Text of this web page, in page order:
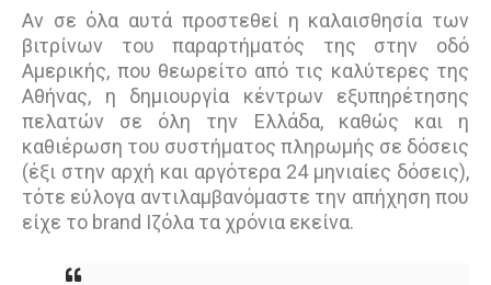
Αν σε όλα αυτά προστεθεί η καλαισθησία των
βιτρίνων του παραρτήματός της στην οδό
Αμερικής, που θεωρείτο από τις καλύτερες της
Αθήνας, η δημιουργία κέντρων εξυπηρέτησης
πελατών σε όλη την Ελλάδα, καθώς και η
καθιέρωση του συστήματος πληρωμής σε δόσεις
(έξι στην αρχή και αργότερα 24 μηνιαίες δόσεις),
τότε εύλογα αντιλαμβανόμαστε την απήχηση που
είχε το brand Ιζόλα τα χρόνια εκείνα.